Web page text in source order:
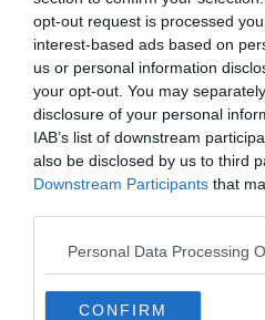
opt-out request is processed
interest-based ads based on
us or personal information
your opt-out. You may
disclosure of your personal
IAB’s list of downstream
also be disclosed by us to third
Downstream Participants that
Personal Data Processing
CONFIRM
Guccini: "C'è un
un tempo per i funerali"